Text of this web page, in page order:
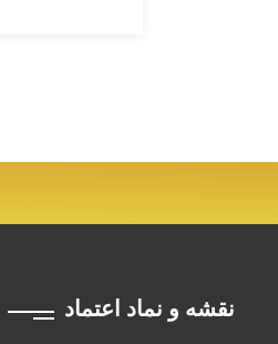
نقشه و نماد اعتماد